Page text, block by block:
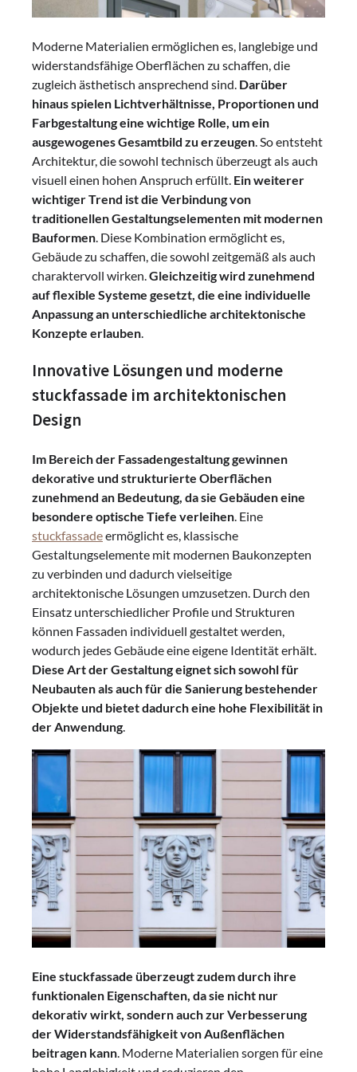
Moderne Materialien ermöglichen es, langlebige und
widerstandsfähige Oberflächen zu schaffen, die
zugleich ästhetisch ansprechend sind. Darüber
hinaus spielen Lichtverhältnisse, Proportionen und
Farbgestaltung eine wichtige Rolle, um ein
ausgewogenes Gesamtbild zu erzeugen . So entsteht
Architektur, die sowohl technisch überzeugt als auch
visuell einen hohen Anspruch erfüllt. Ein weiterer
wichtiger Trend ist die Verbindung von
traditionellen Gestaltungselementen mit modernen
Bauformen . Diese Kombination ermöglicht es,
Gebäude zu schaffen, die sowohl zeitgemäß als auch
charaktervoll wirken. Gleichzeitig wird zunehmend
auf flexible Systeme gesetzt, die eine individuelle
Anpassung an unterschiedliche architektonische
Konzepte erlauben
Innovative Lösungen und moderne
stuckfassade im architektonischen
Design
Im Bereich der Fassadengestaltung gewinnen
dekorative und strukturierte Oberflächen
zunehmend an Bedeutung, da sie Gebäuden eine
besondere optische Tiefe verleihen. Eine
stuckfassadeermöglicht es, klassische
Gestaltungselemente mit modernen Baukonzepten
zu verbinden und dadurch vielseitige
architektonische Lösungen umzusetzen. Durch den
Einsatz unterschiedlicher Profile und Strukturen
können Fassaden individuell gestaltet werden,
wodurch jedes Gebäude eine eigene Identität erhält.
Diese Art der Gestaltung eignet sich sowohl für
Neubauten als auch für die Sanierung bestehender
Objekte und bietet dadurch eine hohe Flexibilität in
der Anwendung.
Eine stuckfassade überzeugt zudem durch ihre
funktionalen Eigenschaften, da sie nicht nur
dekorativ wirkt, sondern auch zur Verbesserung
der Widerstandsfähigkeit von Außenflächen
beitragen kann. Moderne Materialien sorgen für eine